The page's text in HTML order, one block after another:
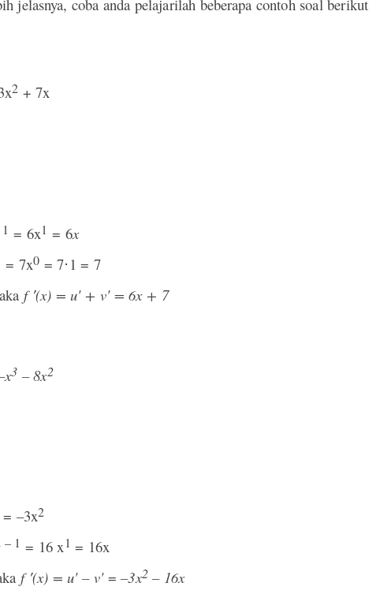
jelasnya, coba anda pelajarilah beberapa contoh soal berikut
2 + 7x
= 6x1 = 6x
= 7x0 = 7⋅ 1 = 7
f ′(x) = u' + v' = 6x + 7
3 – 8x2
= –3x2
– 1 = 16 x1 = 16x
f ′(x) = u' – v'=–3x2– 16x